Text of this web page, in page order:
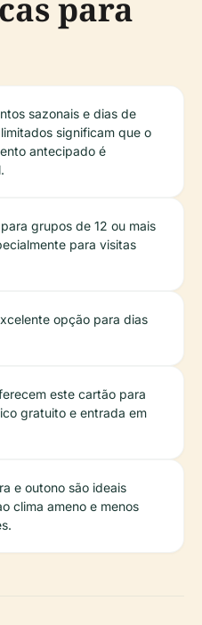
para
sazonais e dias de
significam que o
antecipado é
grupos de 12 ou mais
para visitas
opção para dias
este cartão para
gratuito e entrada em
e outono são ideais
clima ameno e menos